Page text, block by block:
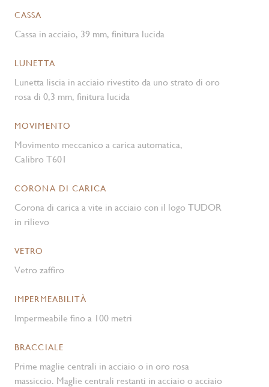
CASSA
Cassa in acciaio, 39 mm, finitura lucida
LUNETTA
Lunetta liscia in acciaio rivestito da uno strato di oro
rosa di 0,3 mm, finitura lucida
MOVIMENTO
Movimento meccanico a carica automatica,
Calibro T601
CORONA DI CARICA
Corona di carica a vite in acciaio con il logo TUDOR
in rilievo
VETRO
Vetro zaffiro
IMPERMEABILITÀ
Impermeabile fino a 100 metri
BRACCIALE
Prime maglie centrali in acciaio o in oro rosa
massiccio. Maglie centrali restanti in acciaio o acciaio